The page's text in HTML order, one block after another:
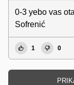
0-3 yebo vas
Sofrenić
1 0